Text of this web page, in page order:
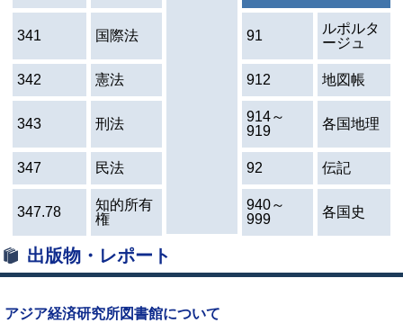
341 国際法 91
ルポルタ
ージュ
342 憲法 912 地図帳
343 刑法
914～
919
各国地理
347 民法 92 伝記
347.78
知的所有
権
940～
999
各国史
出版物・レポート
アジア経済研究所図書館について